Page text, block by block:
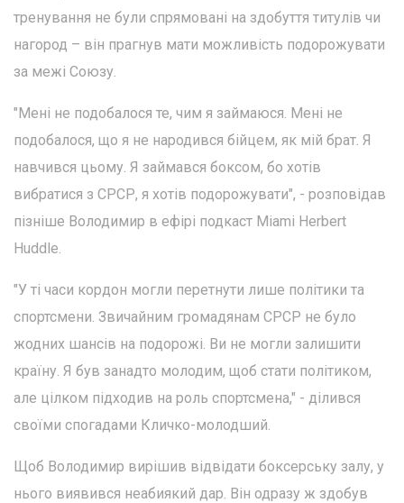
тренування не були спрямовані на здобуття титулів чи
нагород – він прагнув мати можливість подорожувати
за межі Союзу.
"Мені не подобалося те, чим я займаюся. Мені не
подобалося, що я не народився бійцем, як мій брат. Я
навчився цьому. Я займався боксом, бо хотів
вибратися з СРСР, я хотів подорожувати", - розповідав
пізніше Володимир в ефірі подкаст Miami Herbert
Huddle.
"У ті часи кордон могли перетнути лише політики та
спортсмени. Звичайним громадянам СРСР не було
жодних шансів на подорожі. Ви не могли залишити
країну. Я був занадто молодим, щоб стати політиком,
але цілком підходив на роль спортсмена," - ділився
своїми спогадами Кличко-молодший.
Щоб Володимир вирішив відвідати боксерську залу, у
нього виявився неабиякий дар. Він одразу ж здобув